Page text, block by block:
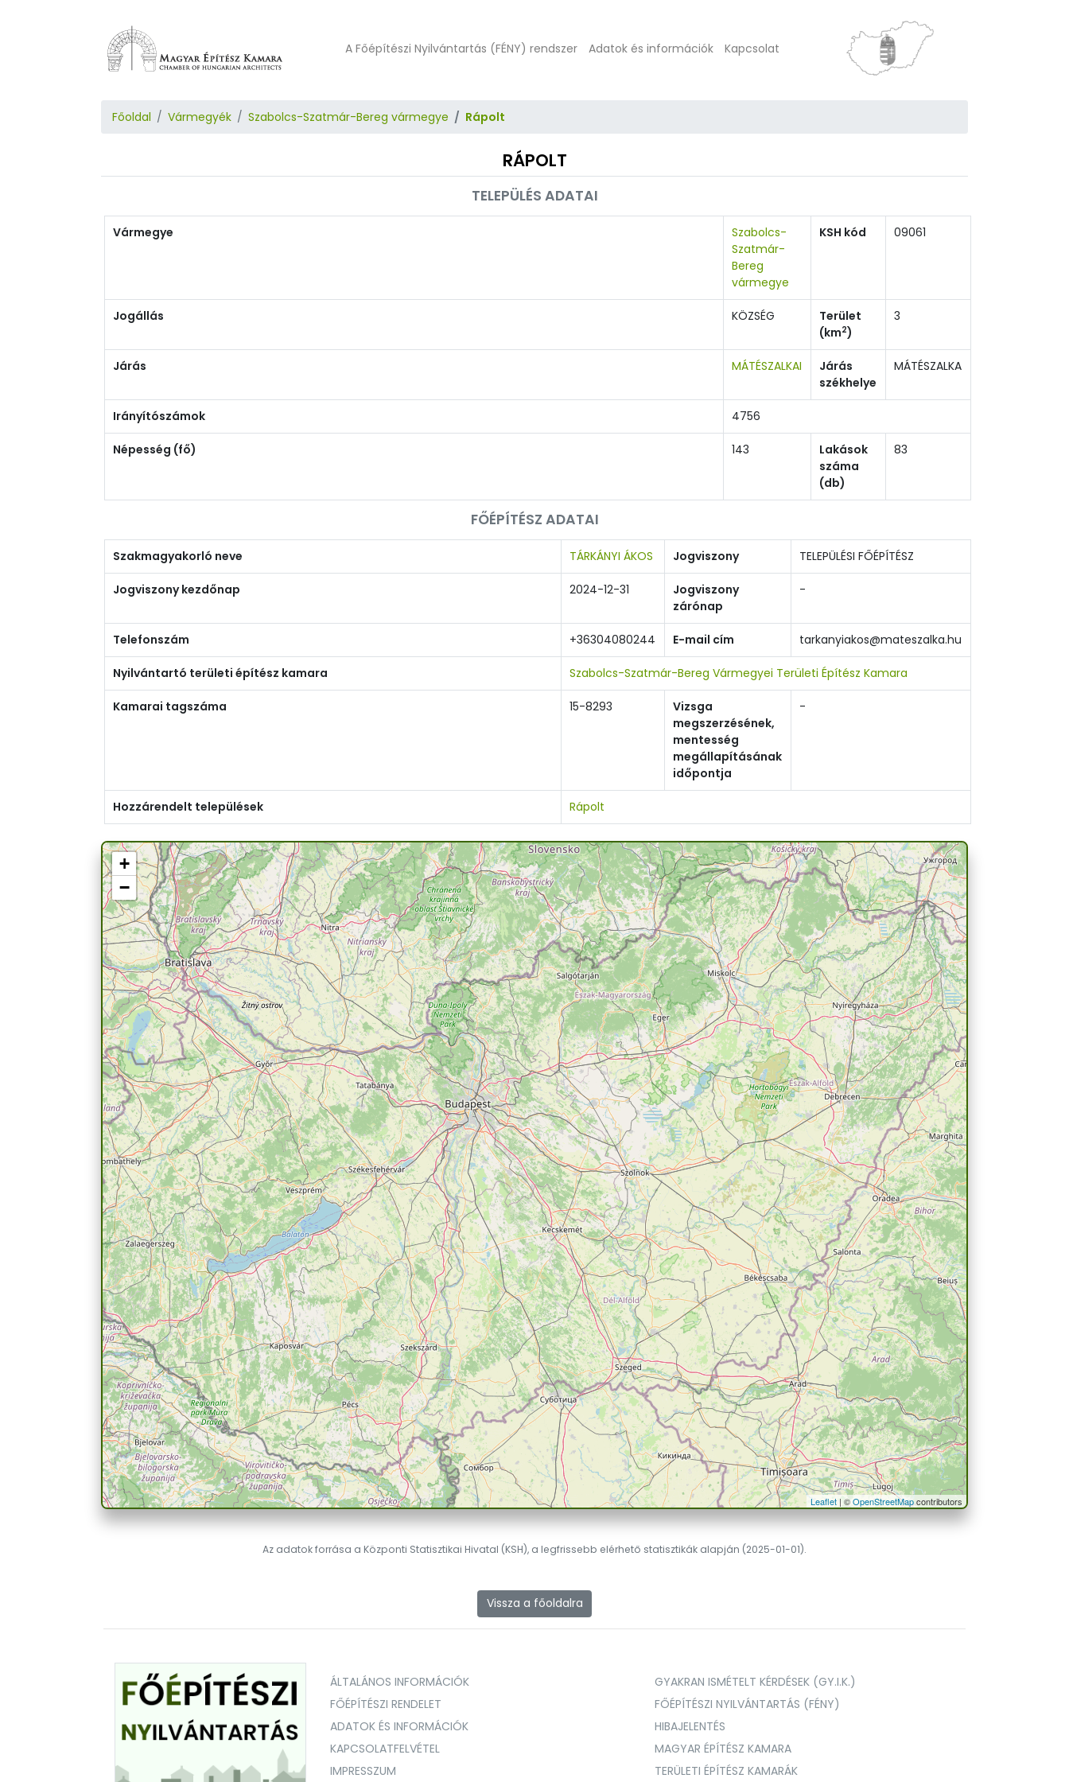
A Főépítészi Nyilvántartás (FÉNY) rendszer Adatok és információk Kapcsolat
Főoldal Vármegyék Szabolcs-Szatmár-Bereg vármegye Rápolt
RÁPOLT
TELEPÜLÉS ADATAI
Vármegye
Szabolcs-
Szatmár-
Bereg
vármegye
KSH kód 09061
Jogállás KÖZSÉG
Terület
(km2)
3
Járás MÁTÉSZALKAI
Járás
székhelye
MÁTÉSZALKA
Irányítószámok 4756
Népesség (fő) 143
Lakások
száma
(db)
83
FŐÉPÍTÉSZ ADATAI
Szakmagyakorló neve TÁRKÁNYI ÁKOS Jogviszony TELEPÜLÉSI FŐÉPÍTÉSZ
Jogviszony kezdőnap 2024-12-31
Jogviszony
zárónap
-
Telefonszám +36304080244 E-mail cím tarkanyiakos@mateszalka.hu
Nyilvántartó területi építész kamara Szabolcs-Szatmár-Bereg Vármegyei Területi Építész Kamara
Kamarai tagszáma 15-8293
Vizsga
megszerzésének,
mentesség
megállapításának
időpontja
-
Hozzárendelt települések Rápolt
+
−
Leaflet | ©OpenStreetMapcontributors
Az adatok forrása a Központi Statisztikai Hivatal (KSH), a legfrissebb elérhető statisztikák alapján (2025-01-01).
Vissza a főoldalra
ÁLTALÁNOS INFORMÁCIÓK
GYAKRAN ISMÉTELT KÉRDÉSEK (GY.I.K.)
FŐÉPÍTÉSZI RENDELET
FŐÉPÍTÉSZI NYILVÁNTARTÁS (FÉNY)
ADATOK ÉS INFORMÁCIÓK
HIBAJELENTÉS
KAPCSOLATFELVÉTEL
MAGYAR ÉPÍTÉSZ KAMARA
IMPRESSZUM
TERÜLETI ÉPÍTÉSZ KAMARÁK